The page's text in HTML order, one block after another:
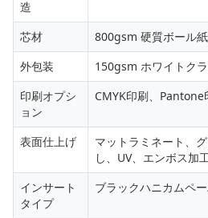
造
芯材
800gsm 硬質ボール紙
外包装
150gsm ホワイトク
印刷オプシ
ョン
CMYK印刷、Pantone
表面仕上げ
マットラミネート、
し、UV、エンボス加
インサート
タイプ
ブラックハニカムペ